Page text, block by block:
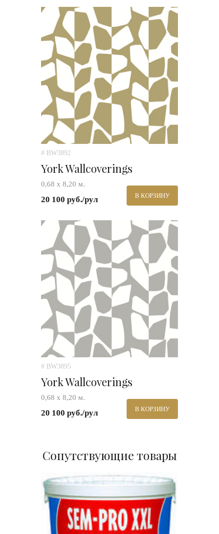
# BW3892
York Wallcoverings
0,68 х 8,20 м.
20 100 руб./рул В КОРЗИНУ
# BW3895
York Wallcoverings
0,68 х 8,20 м.
20 100 руб./рул В КОРЗИНУ
Сопутствующие товары